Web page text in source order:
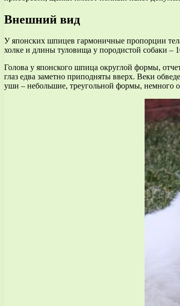
Внешний вид
У японских шпицев гармоничные пропорции
холке и длины туловища у породистой собаки –
Голова у японского шпица округлой формы,
глаз едва заметно приподняты вверх. Веки
уши – небольшие, треугольной формы, немного